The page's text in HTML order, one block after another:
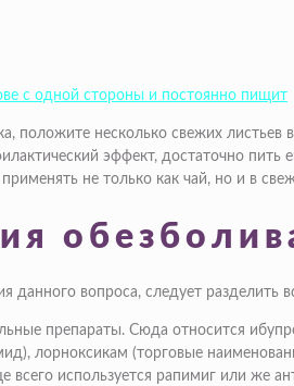
с одной стороны и постоянно пищит
положите несколько свежих
эффект, достаточно пить
не только как чай, но и в
данного вопроса, следует
препараты. Сюда относится
лорноксикам (торговые
всего используется рапимиг или же